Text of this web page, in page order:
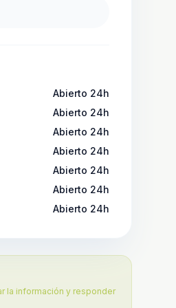
Abierto 24h
Abierto 24h
Abierto 24h
Abierto 24h
Abierto 24h
Abierto 24h
Abierto 24h
la información y responder